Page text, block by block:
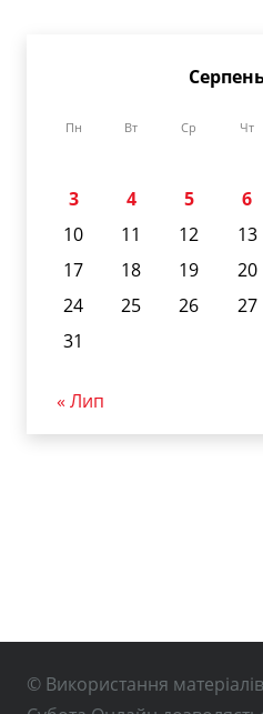
Пн Вт Ср Чт
3
4 5 6
10
11 12 13
17
18 19 20
24
25 26 27
31
« Лип
© Використання